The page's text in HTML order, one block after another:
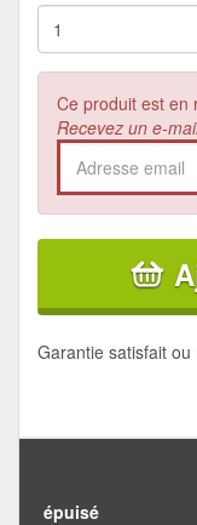
Ce produit est en
Recevez un e-
Garantie satisfait
épuisé